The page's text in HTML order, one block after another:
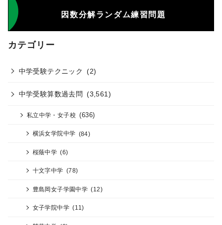
因数分解ランダム練習問題
カテゴリー
中学受験テクニック (2)
中学受験算数過去問 (3,561)
私立中学・女子校 (636)
横浜女学院中学 (84)
桜蔭中学 (6)
十文字中学 (78)
豊島岡女子学園中学 (12)
女子学院中学 (11)